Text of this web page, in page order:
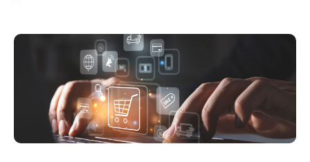
カスタマーサービス トレーニングセンター